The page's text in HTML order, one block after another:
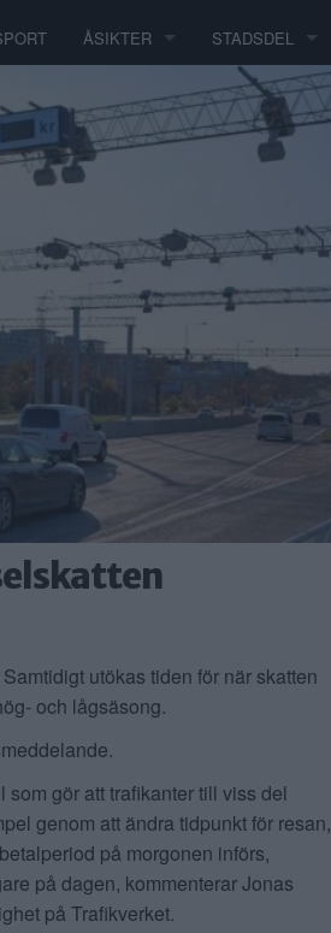
ÅSIKTER STADSDEL
utökas tiden för när skatten
och lågsäsong.
gör att trafikanter till viss del
genom att ändra tidpunkt för resan,
på morgonen införs,
på dagen, kommenterar Jonas
på Trafikverket.